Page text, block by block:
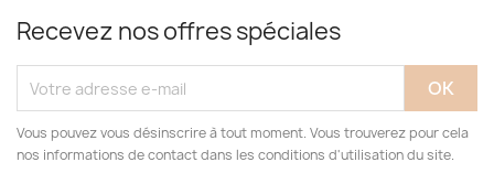
Recevez nos offres spéciales
Vous pouvez vous désinscrire à tout moment. Vous trouverez pour cela
nos informations de contact dans les conditions d'utilisation du site.